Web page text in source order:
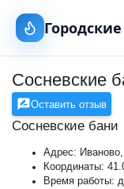
Сосневские
Оставить отзыв
Сосневские бани
Адрес:
Координаты:
Время работы: